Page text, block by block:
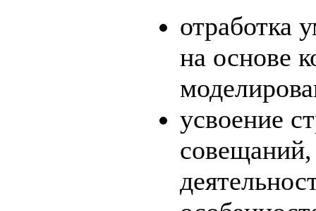
отработка
на основе
усвоение
совещаний,